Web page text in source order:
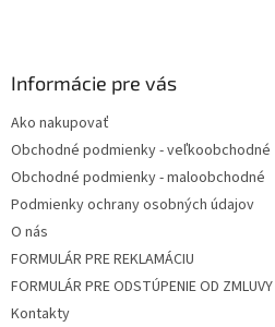
Informácie pre vás
Ako nakupovať
Obchodné podmienky - veľkoobchodné
Obchodné podmienky - maloobchodné
Podmienky ochrany osobných údajov
O nás
FORMULÁR PRE REKLAMÁCIU
FORMULÁR PRE ODSTÚPENIE OD ZMLUVY
Kontakty